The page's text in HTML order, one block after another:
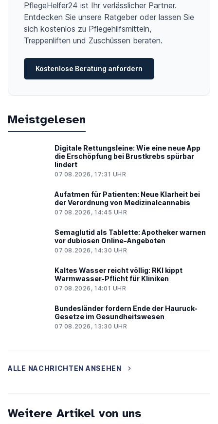
PflegeHelfer24 ist Ihr verlässlicher Partner.
Entdecken Sie unsere Ratgeber oder lassen Sie
sich kostenlos zu Pflegehilfsmitteln,
Treppenliften und Zuschüssen beraten.
Kostenlose Beratung anfordern
Meistgelesen
Digitale Rettungsleine: Wie eine neue App
die Erschöpfung bei Brustkrebs spürbar
lindert
07.08.2026, 17:31 UHR
Aufatmen für Patienten: Neue Klarheit bei
der Verordnung von Medizinalcannabis
07.08.2026, 14:45 UHR
Semaglutid als Tablette: Apotheker warnen
vor dubiosen Online-Angeboten
07.08.2026, 14:30 UHR
Kaltes Wasser reicht völlig: RKI kippt
Warmwasser-Pflicht für Kliniken
07.08.2026, 14:01 UHR
Bundesländer fordern Ende der Hauruck-
Gesetze im Gesundheitswesen
07.08.2026, 13:30 UHR
ALLE NACHRICHTEN ANSEHEN
Weitere Artikel von uns